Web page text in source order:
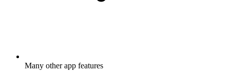
Many other app features